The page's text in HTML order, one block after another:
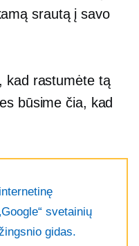
srautą į savo
kad rastumėte tą
būsime čia, kad
svetainių
gidas.